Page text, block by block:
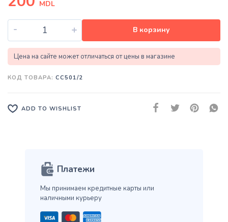
MDL
- + В корзину
Цена на сайте может отличаться от цены в магазине
КОД ТОВАРА: CC501/2
ADD TO WISHLIST
Платежи
Мы принимаем кредитные карты или
наличными курьеру